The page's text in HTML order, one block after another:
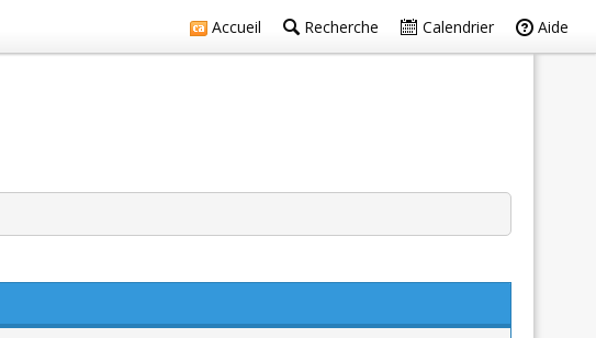
Accueil Recherche Calendrier Aide